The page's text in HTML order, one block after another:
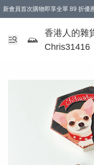
新會員首次購物即享全單 89 折優
購物滿 HKD 499.00即享免運費優
【滿 $300 專屬驚喜：無聲信物（
香港人的雜
Chris31416